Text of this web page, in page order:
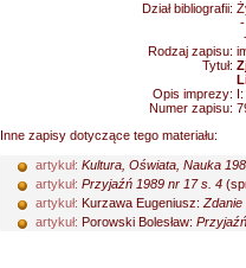
Dział bibliografii:
Rodzaj zapisu:
Tytuł:
Opis imprezy:
Numer zapisu:
Inne zapisy dotyczące tego materiału:
artykuł: Kultura, Oświata, Nauka
artykuł: Przyjaźń 1989 nr 17 s. 4
artykuł: Kurzawa Eugeniusz: Zdanie
artykuł: Porowski Bolesław: